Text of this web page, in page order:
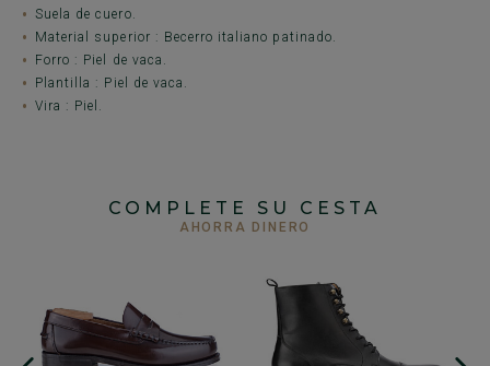
Suela de cuero.
Material superior : Becerro italiano patinado.
Forro : Piel de vaca.
Plantilla : Piel de vaca.
Vira : Piel.
COMPLETE SU CESTA
AHORRA DINERO